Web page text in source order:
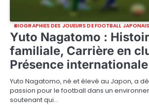
BIOGRAPHIES DES JOUEURS DE FOOTBALL
Yuto Nagatomo :
familiale, Carrière en
Présence internationale
Yuto Nagatomo, né et élevé au Japon, a
passion pour le football dans un
soutenant qui…